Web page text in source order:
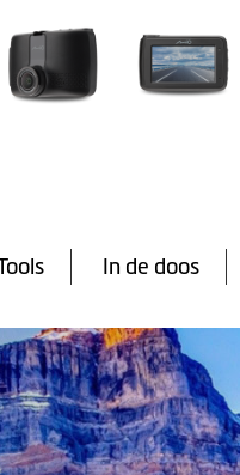
In de doos